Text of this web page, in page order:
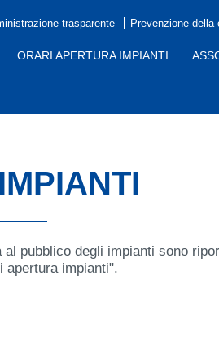
trasparente Prevenzione della
ORARI APERTURA IMPIANTI
al pubblico degli impianti sono
apertura impianti".